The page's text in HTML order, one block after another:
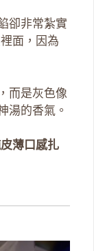
卻非常紮實
面，因為
而是灰色像
湯的香氣。
薄口感扎